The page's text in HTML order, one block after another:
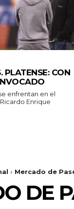
PLATENSE: CON
enfrentan en el
Enrique